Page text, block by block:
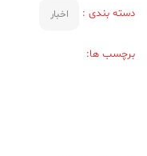
دسته بندی : اخبار
برچسب ها: